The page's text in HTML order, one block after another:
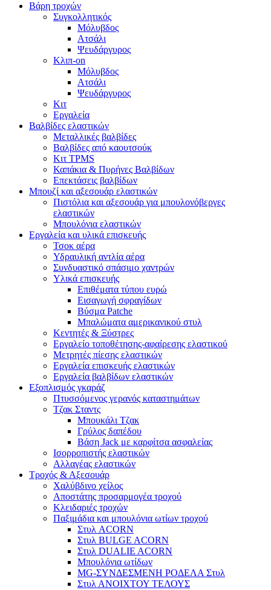
Βάρη τροχών
Συγκολλητικός
Μόλυβδος
Ατσάλι
Ψευδάργυρος
Κλιπ-on
Μόλυβδος
Ατσάλι
Ψευδάργυρος
Κιτ
Εργαλεία
Βαλβίδες ελαστικών
Μεταλλικές βαλβίδες
Βαλβίδες από καουτσούκ
Κιτ TPMS
Καπάκια & Πυρήνες Βαλβίδων
Επεκτάσεις βαλβίδων
Μπουζί και αξεσουάρ ελαστικών
Πιστόλια και αξεσουάρ για μπουλονόβεργες
ελαστικών
Μπουλόνια ελαστικών
Εργαλεία και υλικά επισκευής
Τσοκ αέρα
Υδραυλική αντλία αέρα
Συνδυαστικό σπάσιμο χαντρών
Υλικά επισκευής
Επιθέματα τύπου ευρώ
Εισαγωγή σφραγίδων
Βύσμα Patche
Μπαλώματα αμερικανικού στυλ
Κεντητές & Ξύστρες
Εργαλείο τοποθέτησης-αφαίρεσης ελαστικού
Μετρητές πίεσης ελαστικών
Εργαλεία επισκευής ελαστικών
Εργαλεία βαλβίδων ελαστικών
Εξοπλισμός γκαράζ
Πτυσσόμενος γερανός καταστημάτων
Τζακ Σταντς
Μπουκάλι Τζακ
Γρύλος δαπέδου
Βάση Jack με καρφίτσα ασφαλείας
Ισορροπιστής ελαστικών
Αλλαγέας ελαστικών
Τροχός & Αξεσουάρ
Χαλύβδινο χείλος
Αποστάτης προσαρμογέα τροχού
Κλειδαριές τροχών
Παξιμάδια και μπουλόνια ωτίων τροχού
Στυλ ACORN
Στυλ BULGE ACORN
Στυλ DUALIE ACORN
Μπουλόνια ωτίδων
MG-ΣΥΝΔΕΣΜΕΝΗ ΡΟΔΕΛΑ Στυλ
Στυλ ΑΝΟΙΧΤΟΥ ΤΕΛΟΥΣ